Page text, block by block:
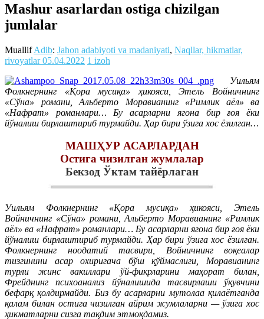
Mashur asarlardan ostiga chizilgan
jumlalar
MuallifAdib: Jahon adabiyoti va madaniyati, Naqllar, hikmatlar,
rivoyatlar 05.04.2022 1 izoh
Уильям
Фолкнернинг «Қора мусиқа» ҳикояси, Этель Войничнинг
«Сўна» романи, Альберто Моравианинг «Римлик аёл» ва
«Нафрат» романлари… Бу асарларни ягона бир ғоя ёки
йўналиш бирлаштириб турмайди. Ҳар бири ўзига хос ёзилган…
МАШҲУР АСАРЛАРДАН
Остига чизилган жумлалар
Бекзод Ўктам тайёрлаган
Уильям Фолкнернинг «Қора мусиқа» ҳикояси, Этель
Войничнинг «Сўна» романи, Альберто Моравианинг «Римлик
аёл» ва «Нафрат» романлари… Бу асарларни ягона бир ғоя ёки
йўналиш бирлаштириб турмайди. Ҳар бири ўзига хос ёзилган.
Фолкнернинг ноодатий тасвири, Войничнинг воқеалар
тизгинини асар охиригача бўш қўймаслиги, Моравианинг
турли жинс вакиллари ўй-фикрларини маҳорат билан,
Фрейднинг психоанализ йўналишида тасвирлаши ўқувчини
бефарқ қолдирмайди. Биз бу асарларни мутолаа қилаётганда
қалам билан остига чизилган айрим жумлаларни — ўзига хос
ҳикматларни сизга тақдим этмоқдамиз.